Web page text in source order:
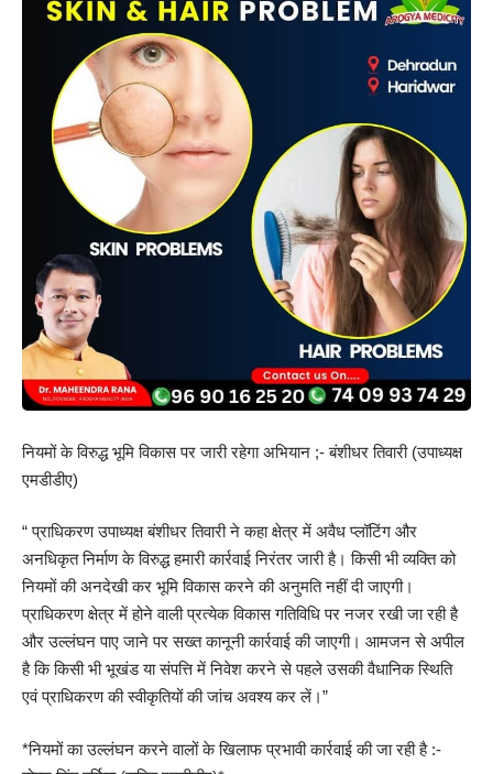
नियमों के विरुद्ध भूमि विकास पर जारी रहेगा अभियान ;- बंशीधर तिवारी (उपाध्यक्ष
एमडीडीए)
“ प्राधिकरण उपाध्यक्ष बंशीधर तिवारी ने कहा क्षेत्र में अवैध प्लॉटिंग और
अनधिकृत निर्माण के विरुद्ध हमारी कार्रवाई निरंतर जारी है। किसी भी व्यक्ति को
नियमों की अनदेखी कर भूमि विकास करने की अनुमति नहीं दी जाएगी।
प्राधिकरण क्षेत्र में होने वाली प्रत्येक विकास गतिविधि पर नजर रखी जा रही है
और उल्लंघन पाए जाने पर सख्त कानूनी कार्रवाई की जाएगी। आमजन से अपील
है कि किसी भी भूखंड या संपत्ति में निवेश करने से पहले उसकी वैधानिक स्थिति
एवं प्राधिकरण की स्वीकृतियों की जांच अवश्य कर लें।”
*नियमों का उल्लंघन करने वालों के खिलाफ प्रभावी कार्रवाई की जा रही है :-